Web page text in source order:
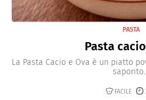
PASTA
Pasta
La Pasta Cacio e Ova è un piatto
FACILE